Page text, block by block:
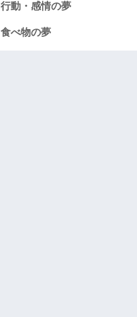
行動・感情の夢
食べ物の夢